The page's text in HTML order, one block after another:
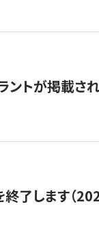
ントが掲載さ
了します（